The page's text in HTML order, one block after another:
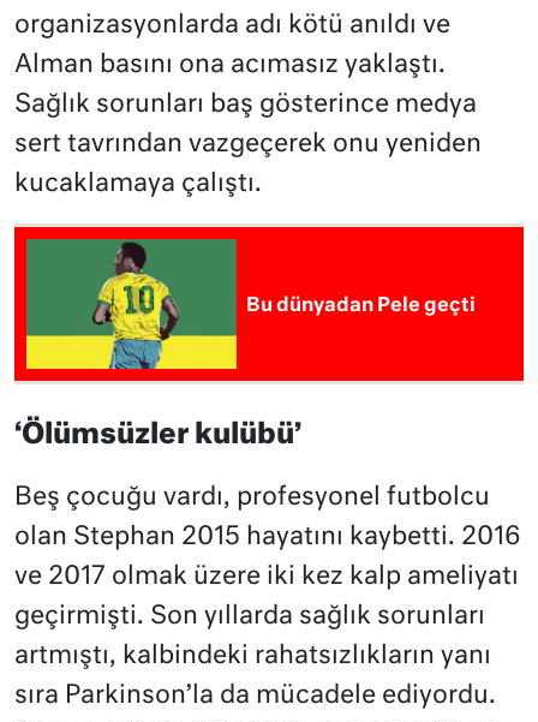
organizasyonlarda adı kötü anıldı ve
Alman basını ona acımasız yaklaştı.
Sağlık sorunları baş gösterince medya
sert tavrından vazgeçerek onu yeniden
kucaklamaya çalıştı.
Bu dünyadan Pele geçti
‘Ölümsüzler kulübü’
Beş çocuğu vardı, profesyonel futbolcu
olan Stephan 2015 hayatını kaybetti. 2016
ve 2017 olmak üzere iki kez kalp ameliyatı
geçirmişti. Son yıllarda sağlık sorunları
artmıştı, kalbindeki rahatsızlıkların yanı
sıra Parkinson’la da mücadele ediyordu.